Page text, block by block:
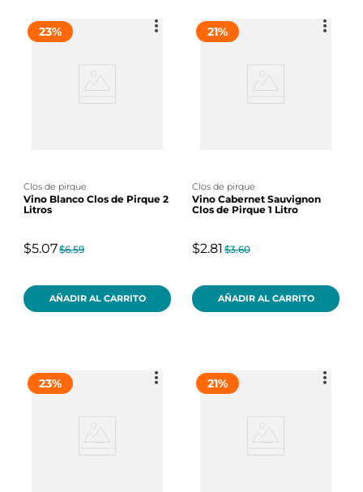
23%
clos de pirque
Vino Blanco Clos de Pirque 2
Litros
$5.07$6.59
AÑADIR AL CARRITO
21%
clos de pirque
Vino Cabernet Sauvignon
Clos de Pirque 1 Litro
$2.81 $3.60
AÑADIR AL CARRITO
23% 21%